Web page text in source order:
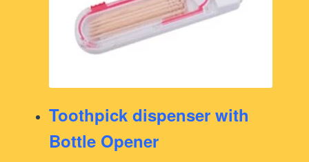
Toothpick dispenser with
Bottle Opener